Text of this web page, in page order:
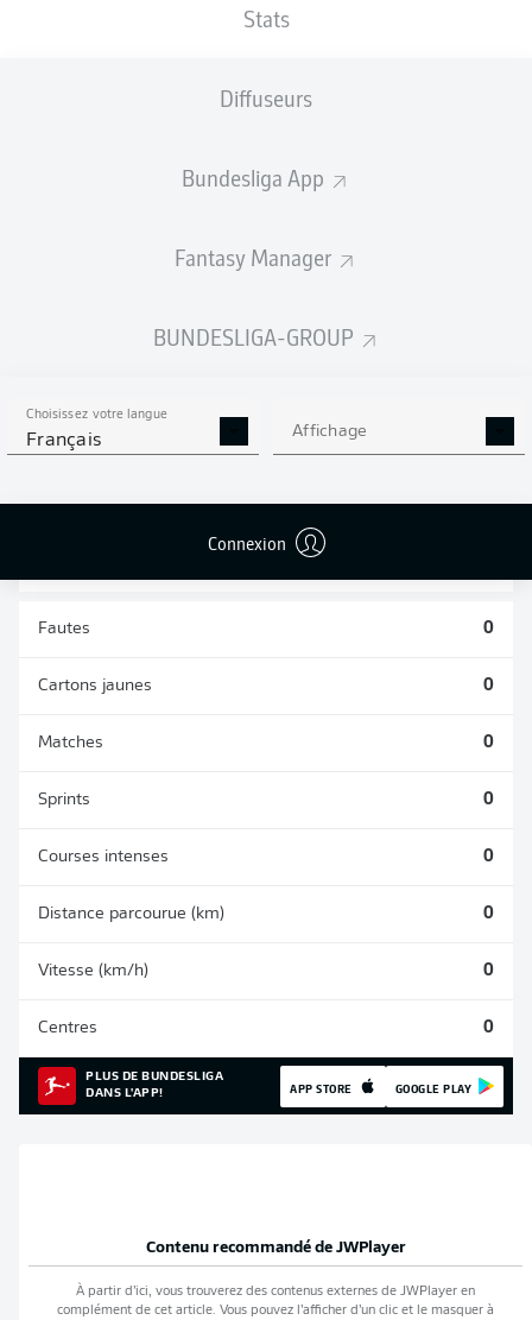
Stats
Diffuseurs
Bundesliga App
Fantasy Manager
BUNDESLIGA-GROUP
Choisissez votre langue
Français Affichage
Connexion
STATS DE LA SAISON
2020/2021
0 0
Fautes 0
Cartons jaunes 0
Matches 0
Sprints 0
Courses intenses 0
Distance parcourue (km) 0
Vitesse (km/h) 0
Centres 0
PLUS DE BUNDESLIGA
DANS L'APP!
APP STORE GOOGLE PLAY
Contenu recommandé de JWPlayer
À partir d’ici, vous trouverez des contenus externes de JWPlayer en
complément de cet article. Vous pouvez l’afficher d’un clic et le masquer à